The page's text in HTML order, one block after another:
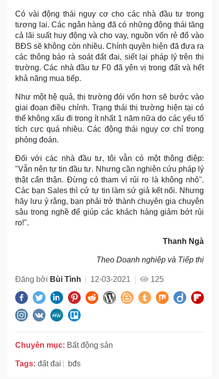
Có vài động thái nguy cơ cho các nhà đầu tư trong
tương lai. Các ngân hàng đã có những động thái tăng
cả lãi suất huy động và cho vay, nguồn vốn rẻ đổ vào
BĐS sẽ không còn nhiều. Chính quyền hiện đã đưa ra
các thông báo rà soát đất đai, siết lại pháp lý trên thị
trường. Các nhà đầu tư F0 đã yên vị trong đất và hết
khả năng mua tiếp.
Như một hệ quả, thị trường đói vốn hơn sẽ bước vào
giai đoạn điều chỉnh. Trạng thái thị trường hiện tại có
thể không xấu đi trong ít nhất 1 năm nữa do các yếu tố
tích cực quá nhiều. Các động thái nguy cơ chỉ trong
phỏng đoán.
Đối với các nhà đầu tư, tôi vẫn có một thông điệp:
"Vẫn nên tự tin đầu tư. Nhưng cần nghiên cứu pháp lý
thật cẩn thận. Đừng có tham vì rủi ro là không nhỏ".
Các bạn Sales thì cứ tự tin làm sứ giả kết nối. Nhưng
hãy lưu ý rằng, bạn phải trở thành chuyên gia chuyên
sâu trong nghề để giúp các khách hàng giảm bớt rủi
ro!".
Thanh Ngà
Theo Doanh nghiệp và Tiếp thị
Đăng bởi Bùi Tình 12-03-2021 125
Chuyên mục: Bất động sản
Tags: đất đai bđs